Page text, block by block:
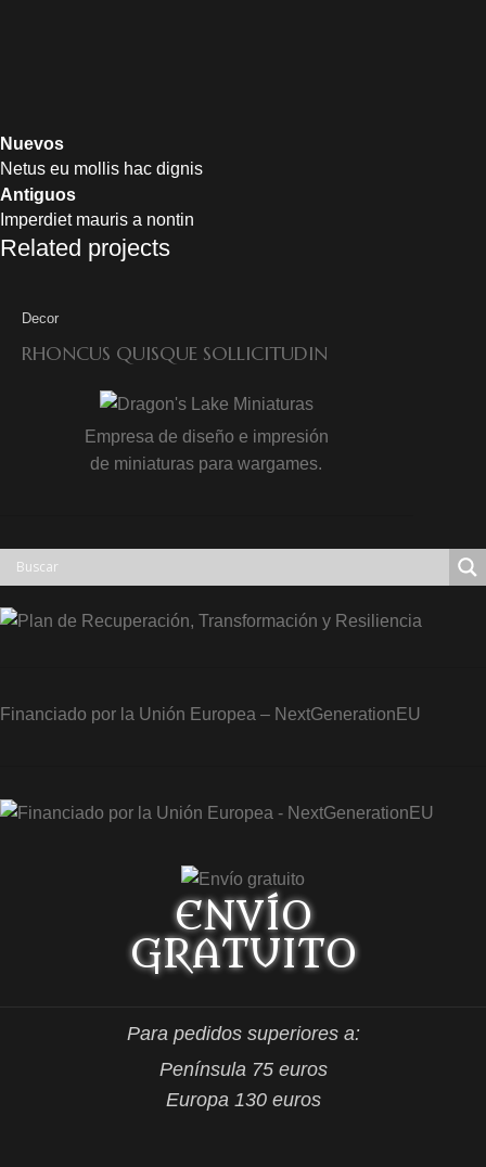
Nuevos
Netus eu mollis hac dignis
Antiguos
Imperdiet mauris a nontin
Related projects
Decor
RHONCUS QUISQUE SOLLICITUDIN
Empresa de diseño e impresión
de miniaturas para wargames.
Financiado por la Unión Europea – NextGenerationEU
ENVÍO
GRATUITO
Para pedidos superiores a:
Península 75 euros
Europa 130 euros